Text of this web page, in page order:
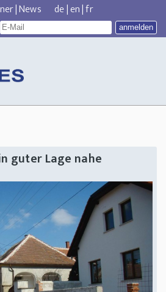
|News de|en|fr
guter Lage nahe